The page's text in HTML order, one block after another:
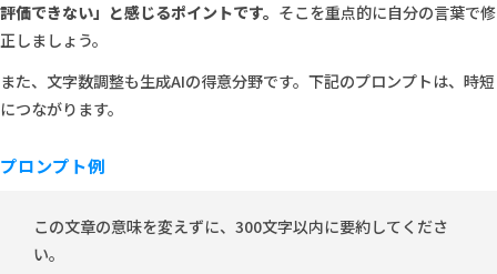
評価できない」と感じるポイントです。 そこを重点的に自分の言葉で修
正しましょう。
また、文字数調整も生成AIの得意分野です。下記のプロンプトは、時短
につながります。
プロンプト例
この文章の意味を変えずに、300文字以内に要約してくださ
い。